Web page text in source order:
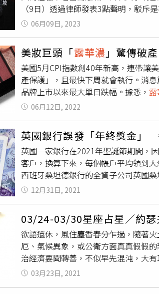
一次、發無數封電子郵件，但始終無
單，甚至將此債務交由催收公司處理
主張打擊毒品走私，特別是芬太尼等
今需詳細報關，UPS等全球快遞業者
售市場亦受波及。全美零售聯合會預
是網購銷售就高達2,534億美元（約新
市多（Costco）、 露華濃（Revlon）
振興美國製造業，長期可改善貿易結
物前，應留意商品是否標示「完稅交
失。川普政府取消800美元免稅門檻後
（9日）透過律師發表3點聲明，駁斥
知，他已確定離開國家電影及視聽文
清的往事，我不想再多做抗辯，更不
行，江湖告別。」並表示這將會是他
定是否請辭，只知道是在中心服務最
三年來我做了什麼事看到的人都知道
支持經典修復的影迷 感謝所有接受我
贅肉然而塵緣終有盡我俯仰無愧更慶
霧迷濛，祥雲掩擁，蓬萊仙島清虛洞，
作相思夢。參不透，鏡花水月，畢竟
水月紅塵走過，我無怨無悔20年前都
也不能為我的愛多盡一絲心力了千山
『庭院深深 』告別瓊瑤阿姨，對不起
往事已難追憶 多少的恩怨已隨風
不如歸去最後，拜託大家蕭菊貞導演
06月09日, 2023
美妝巨頭「露華濃 」驚傳破
美國5月CPI指數創40年新高，連帶讓
產保護」，且最快下周就會執行。消
品牌上市以來最大單日跌幅。據悉，
興起而險些破產，隨後又因新冠大流行
，以
過隨著市場競爭，
露華濃自1980年代
銷售，但截至今年3月底，公司的長
正與大型債權銀行債務協商。
06月12日, 2022
英國銀行誤發「年終獎金」
英國一家銀行在2021年聖誕節期間，
客戶，換算下來，每個帳戶平均領到
西班牙桑坦德銀行的全資子公司英國
誤交易，共有2,000多個企業和商務帳
用作供應商支付款項和薪資入帳等。
受到損失，目前該銀行正「全力與英
外之財的民眾在追討前已花掉，或是
誤，為美國花旗銀行在2020年誤幫化
管花旗銀行在同年8月提出訴訟，企圖
年2月裁定，花旗銀行無權向該公司追
12月31日, 2021
03/24-03/30星座占星／約
欲語還休，風住塵香春分乍過，隨著
厄、氣候異象，或公衛方面真真假假
治經濟要聞轉善，不似早先混沌，大
下，經濟弱勢、女性，以及高危世代
跨性別的政治人物，在本周更膺獲肯
03月23日, 2021